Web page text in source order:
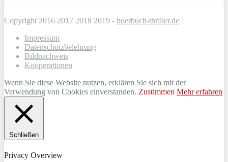
Copyright 2016 2017 2018 2019 - hoerbuch-thriller.de
Impressum
Datenschutzbelehrung
Bildnachweis
Kooperationen
Wenn Sie diese Website nutzen, erklären Sie sich mit der
Verwendung von Cookies einverstanden. Zustimmen Mehr erfahren
Schließen
Privacy Overview